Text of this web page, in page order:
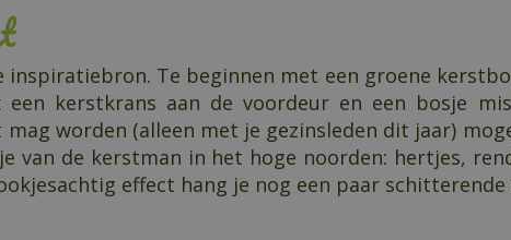
Te beginnen met een groene
een kerstkrans aan de voordeur en een
worden (alleen met je gezinsleden dit jaar)
van de kerstman in het hoge noorden: hertjes,
effect hang je nog een paar